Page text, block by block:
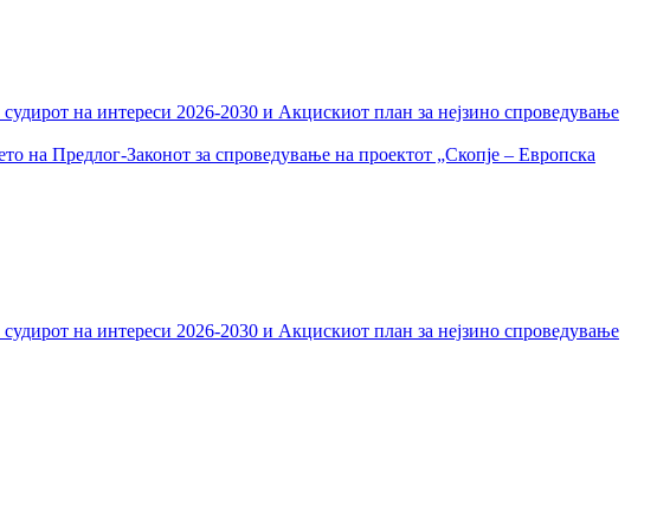
на интереси 2026-2030 и Акцискиот план за нејзино спроведување
на Предлог-Законот за спроведување на проектот „Скопје – Европска
на интереси 2026-2030 и Акцискиот план за нејзино спроведување